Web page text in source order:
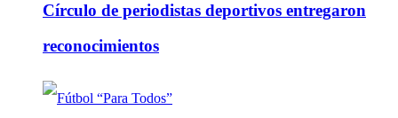
Círculo de periodistas deportivos entregaron
reconocimientos